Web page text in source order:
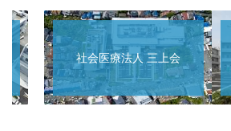
社会医療法人 三上会